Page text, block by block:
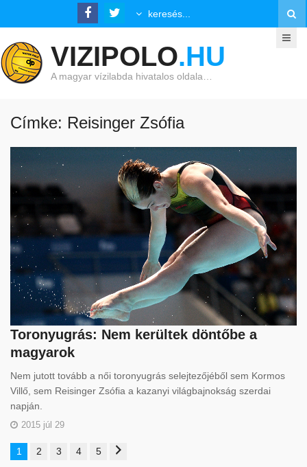
VIZIPOLO.HU
A magyar vízilabda hivatalos oldala…
Címke: Reisinger Zsófia
Toronyugrás: Nem kerültek döntőbe a
magyarok
Nem jutott tovább a női toronyugrás selejtezőjéből sem Kormos
Villő, sem Reisinger Zsófia a kazanyi világbajnokság szerdai
napján.
2015 júl 29
1 2 3 4 5